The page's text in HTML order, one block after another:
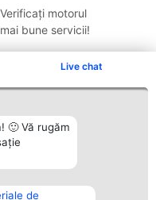
Live chat
🙂 Vă rugăm
de
motorul
bune servicii!
Contact